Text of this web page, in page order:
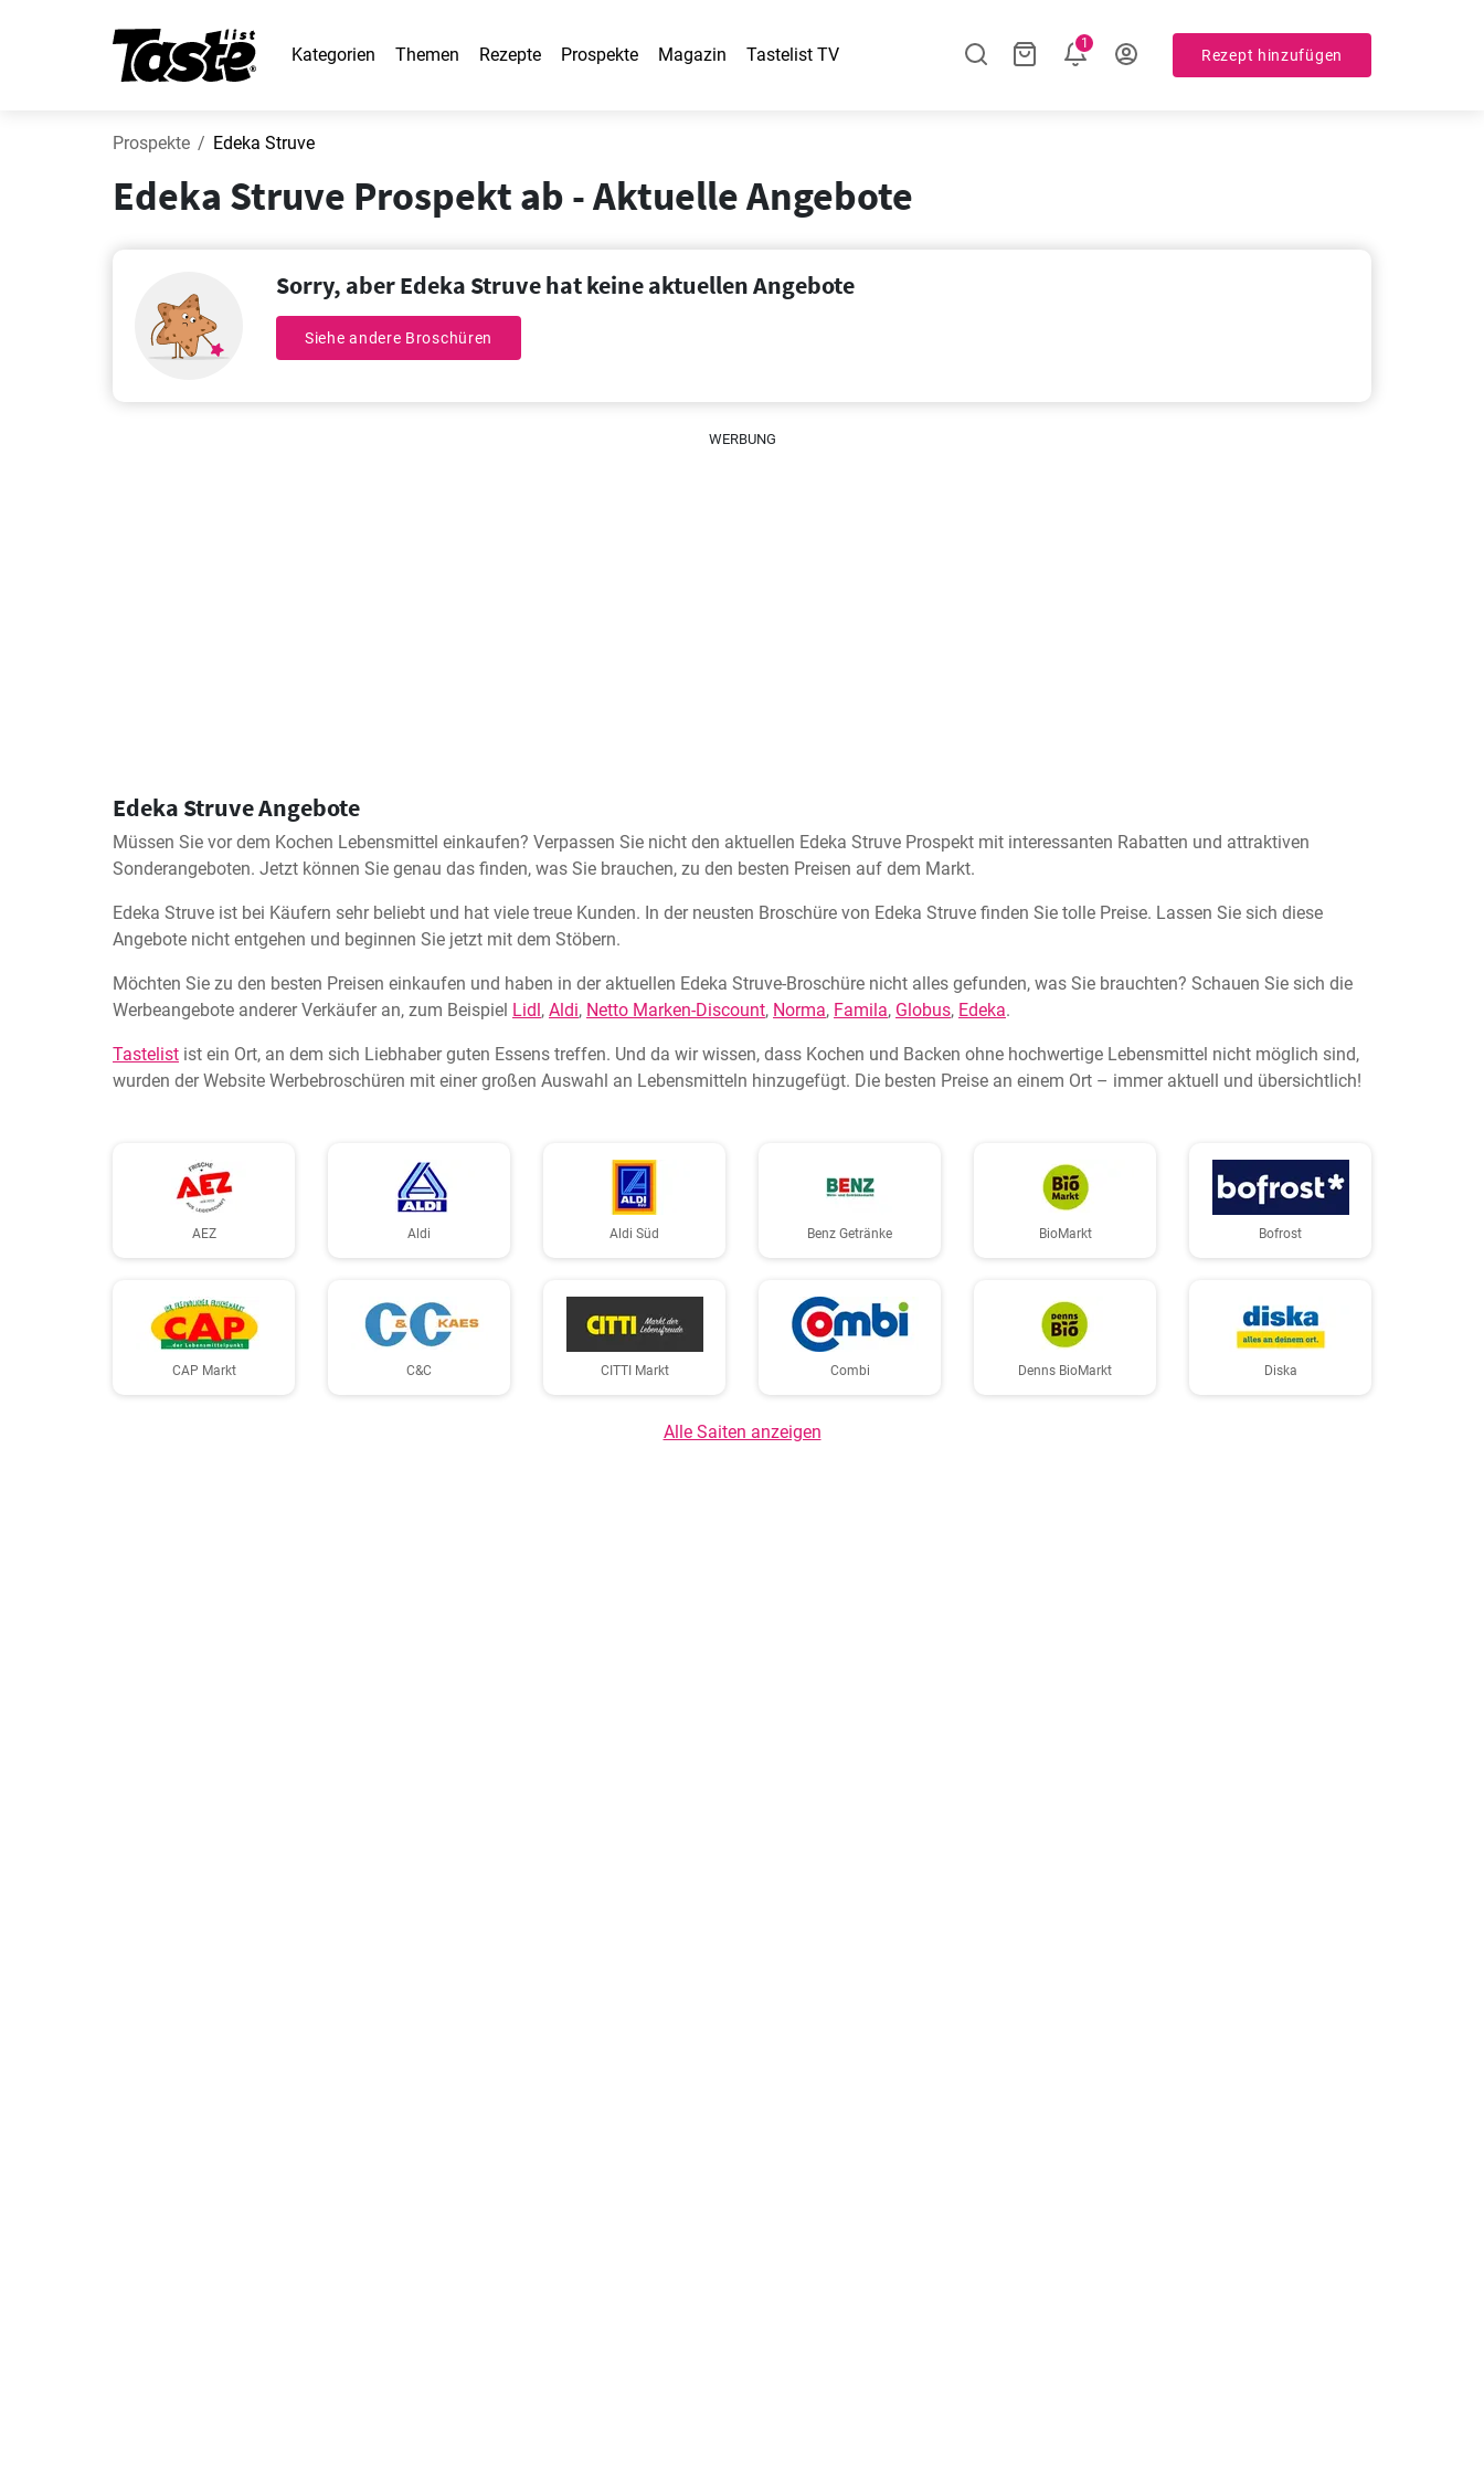
Kategorien Themen Rezepte Prospekte Magazin Tastelist TV
1
Rezept hinzufügen
Prospekte Edeka Struve
Edeka Struve Prospekt ab - Aktuelle Angebote
Sorry, aber Edeka Struve hat keine aktuellen Angebote
Siehe andere Broschüren
WERBUNG
Edeka Struve Angebote
Müssen Sie vor dem Kochen Lebensmittel einkaufen? Verpassen Sie nicht den aktuellen Edeka Struve Prospekt mit interessanten Rabatten und attraktiven
Sonderangeboten. Jetzt können Sie genau das finden, was Sie brauchen, zu den besten Preisen auf dem Markt.
Edeka Struve ist bei Käufern sehr beliebt und hat viele treue Kunden. In der neusten Broschüre von Edeka Struve finden Sie tolle Preise. Lassen Sie sich diese
Angebote nicht entgehen und beginnen Sie jetzt mit dem Stöbern.
Möchten Sie zu den besten Preisen einkaufen und haben in der aktuellen Edeka Struve-Broschüre nicht alles gefunden, was Sie brauchten? Schauen Sie sich die
Werbeangebote anderer Verkäufer an, zum Beispiel Lidl, Aldi, Netto Marken-Discount, Norma, Famila, Globus, Edeka.
Tastelist ist ein Ort, an dem sich Liebhaber guten Essens treffen. Und da wir wissen, dass Kochen und Backen ohne hochwertige Lebensmittel nicht möglich sind,
wurden der Website Werbebroschüren mit einer großen Auswahl an Lebensmitteln hinzugefügt. Die besten Preise an einem Ort – immer aktuell und übersichtlich!
AEZ Aldi Aldi Süd Benz Getränke BioMarkt Bofrost
CAP Markt C&C CITTI Markt Combi Denns BioMarkt Diska
Alle Saiten anzeigen